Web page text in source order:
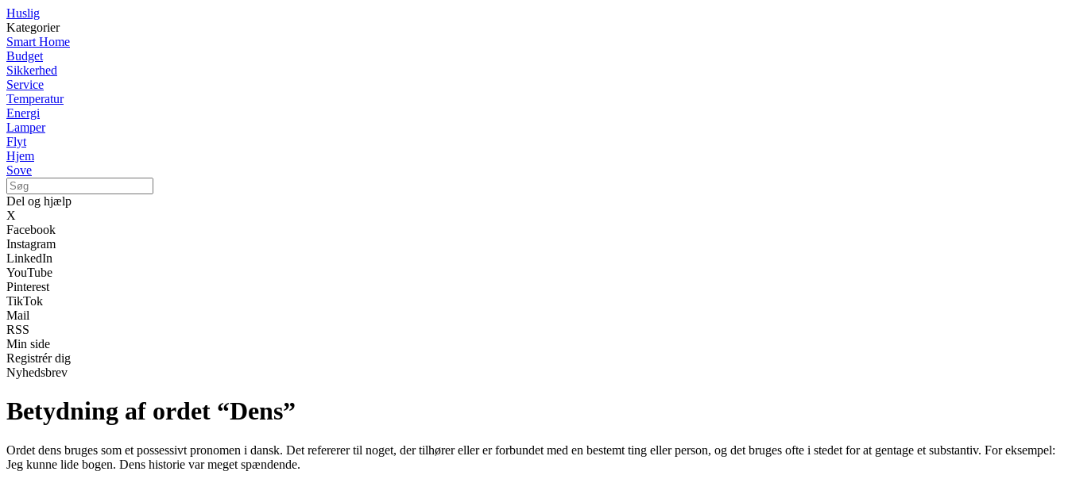
Huslig
Kategorier
Smart Home
Budget
Sikkerhed
Service
Temperatur
Energi
Lamper
Flyt
Hjem
Sove
Del og hjælp
X
Facebook
Instagram
LinkedIn
YouTube
Pinterest
TikTok
Mail
RSS
Min side
Registrér dig
Nyhedsbrev
Betydning af ordet “Dens”
Ordet dens bruges som et possessivt pronomen i dansk. Det refererer til noget, der tilhører eller er forbundet med en bestemt ting eller person, og det bruges ofte i stedet for at gentage et substantiv. For eksempel:
Jeg kunne lide bogen. Dens historie var meget spændende.